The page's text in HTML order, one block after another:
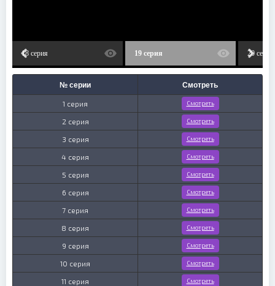
18 серия 19 серия 20 серия
№ серии Смотреть
1 серия Смотреть
2 серия Смотреть
3 серия Смотреть
4 серия Смотреть
5 серия Смотреть
6 серия Смотреть
7 серия Смотреть
8 серия Смотреть
9 серия Смотреть
10 серия Смотреть
11 серия Смотреть